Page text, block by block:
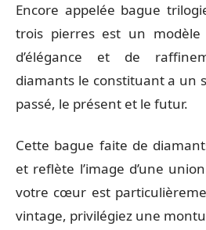
Encore appelée bague
trois pierres est un
d’élégance et de
diamants le constituant a un
passé, le présent et le futur.
Cette bague faite de
et reflète l’image d’une
votre cœur est
vintage, privilégiez une